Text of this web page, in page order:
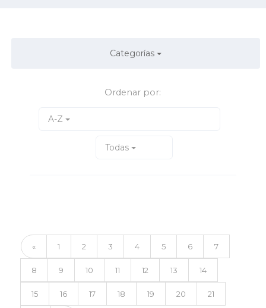
Categorías
Ordenar por:
A-Z
Todas
« 1 2 3 4 5 6 7
8 9 10 11 12 13 14
15 16 17 18 19 20 21